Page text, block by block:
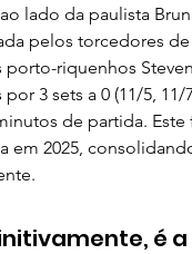
ao lado da paulista
pelos torcedores
porto-riquenhos
por 3 sets a 0 (11/5,
de partida.
em 2025,
é